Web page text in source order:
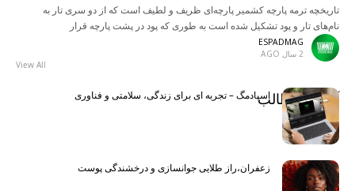
تاریخچه ترمه پارچه کشمیر پارچه‌ای ظریف و لطیف است که از دو سری تار به
نام‌های تار و پود تشکیل شده است به طوری که پود در پشت پارچه قرار
ESPADMAG
2 سال AGO
Latest
آخرین مطالب
View All
اسپادمگ – تجربه ای برای زندگی، سلامتی و فناوری
زعفران،راز طلایی جوانسازی و درخشندگی پوست